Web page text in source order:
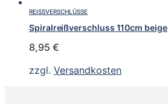
REISSVERSCHLÜSSE
Spiralreißverschluss 110cm beige
8,95 €
zzgl. Versandkosten